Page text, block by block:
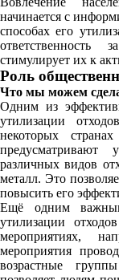
начинается с
способах его
стимулирует их к
Роль
Что мы можем
Одним из
утилизации
некоторых
предусматривают
различных видов
металл. Это
повысить его
Ещё одним
утилизации
мероприятиях,
мероприятия
возрастные